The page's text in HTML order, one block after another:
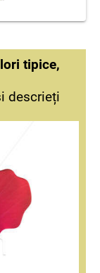
tipice,
descrieți